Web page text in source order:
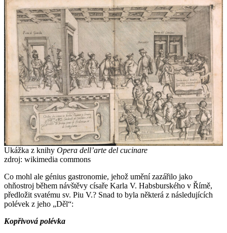
Ukážka z knihy Opera dell’arte del cucinare
zdroj: wikimedia commons
Co mohl ale génius gastronomie, jehož umění zazářilo jako
ohňostroj během návštěvy císaře Karla V. Habsburského v Římě,
předložit svatému sv. Piu V.? Snad to byla některá z následujících
polévek z jeho „Děl“:
Kopřivová polévka